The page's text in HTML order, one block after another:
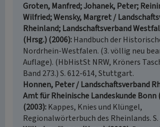
Groten, Manfred; Johanek, Peter;
Wilfried; Wensky, Margret /
Rheinland; Landschaftsverband
(Hrsg.) (2006) Handbuch der
Nordrhein-Westfalen. (3. völlig neu
Auflage). (HbHistSt NRW, Kröners
Band 273.) S. 612-614, Stuttgart.
Honnen, Peter / Landschaftsverband
Amt für Rheinische Landeskunde Bonn
(2003) Kappes, Knies und Klüngel,
Regionalwörterbuch des Rheinlands. S.